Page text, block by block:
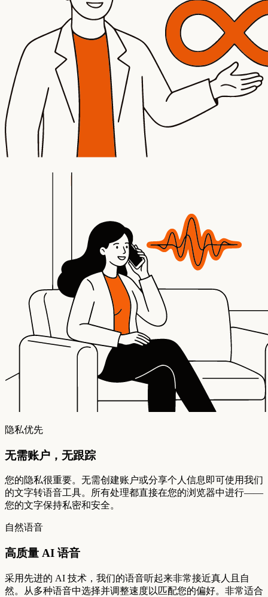
隐私优先
无需账户，无跟踪
您的隐私很重要。无需创建账户或分享个人信息即可使用我们
的文字转语音工具。所有处理都直接在您的浏览器中进行——
您的文字保持私密和安全。
自然语音
高质量 AI 语音
采用先进的 AI 技术，我们的语音听起来非常接近真人且自
然。从多种语音中选择并调整速度以匹配您的偏好。非常适合